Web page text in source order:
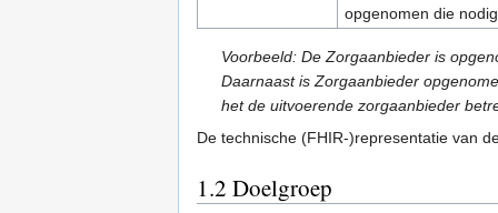
opgenomen die
Voorbeeld: De Zorgaanbieder is
Daarnaast is Zorgaanbieder
het de uitvoerende zorgaanbieder
De technische (FHIR-)representatie van
1.2 Doelgroep